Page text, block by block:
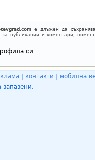
е длъжен да
публикации и коментари,
си
контакти
мобилна
запазени.